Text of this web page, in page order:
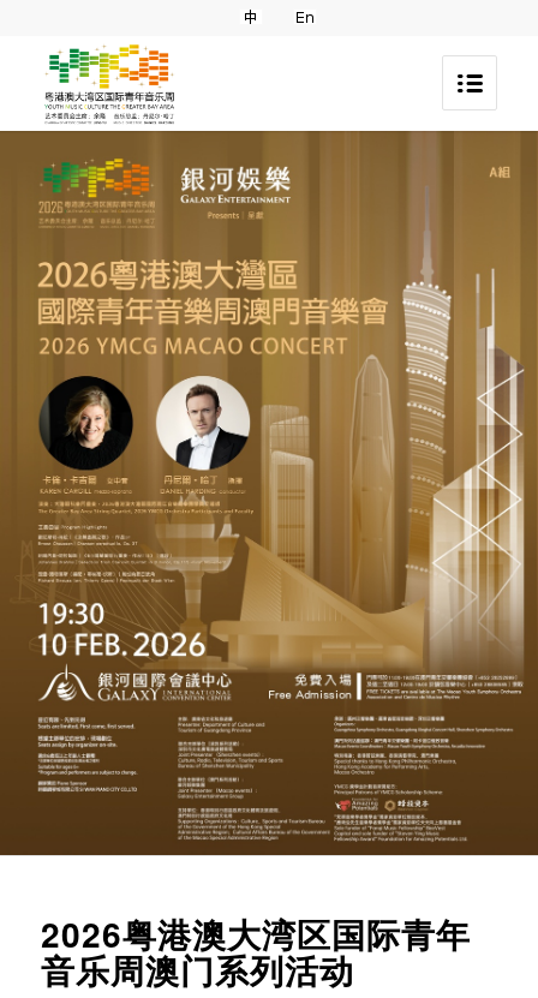
2026粤港澳大湾区国际青年
音乐周澳门系列活动